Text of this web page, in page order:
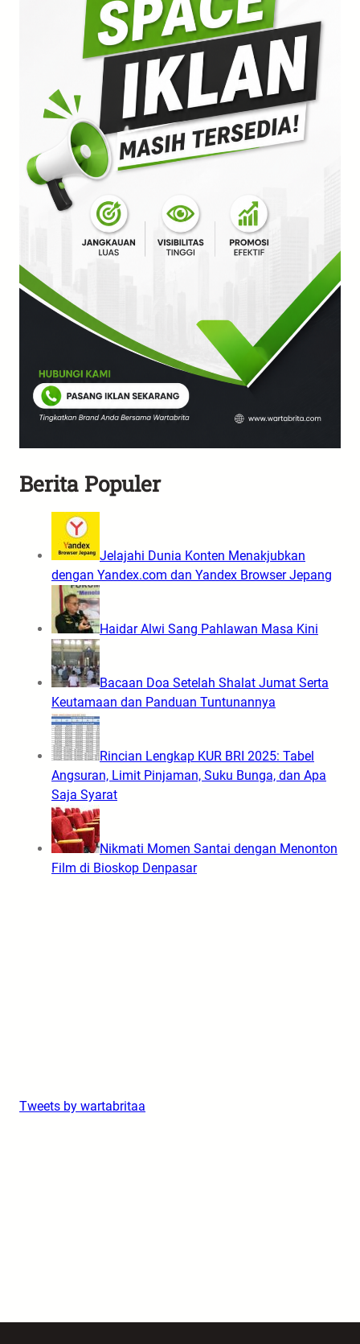
Berita Populer
Jelajahi Dunia Konten Menakjubkan
dengan Yandex.com dan Yandex Browser Jepang
Haidar Alwi Sang Pahlawan Masa Kini
Bacaan Doa Setelah Shalat Jumat Serta
Keutamaan dan Panduan Tuntunannya
Rincian Lengkap KUR BRI 2025: Tabel
Angsuran, Limit Pinjaman, Suku Bunga, dan Apa
Saja Syarat
Nikmati Momen Santai dengan Menonton
Film di Bioskop Denpasar
Tweets by wartabritaa